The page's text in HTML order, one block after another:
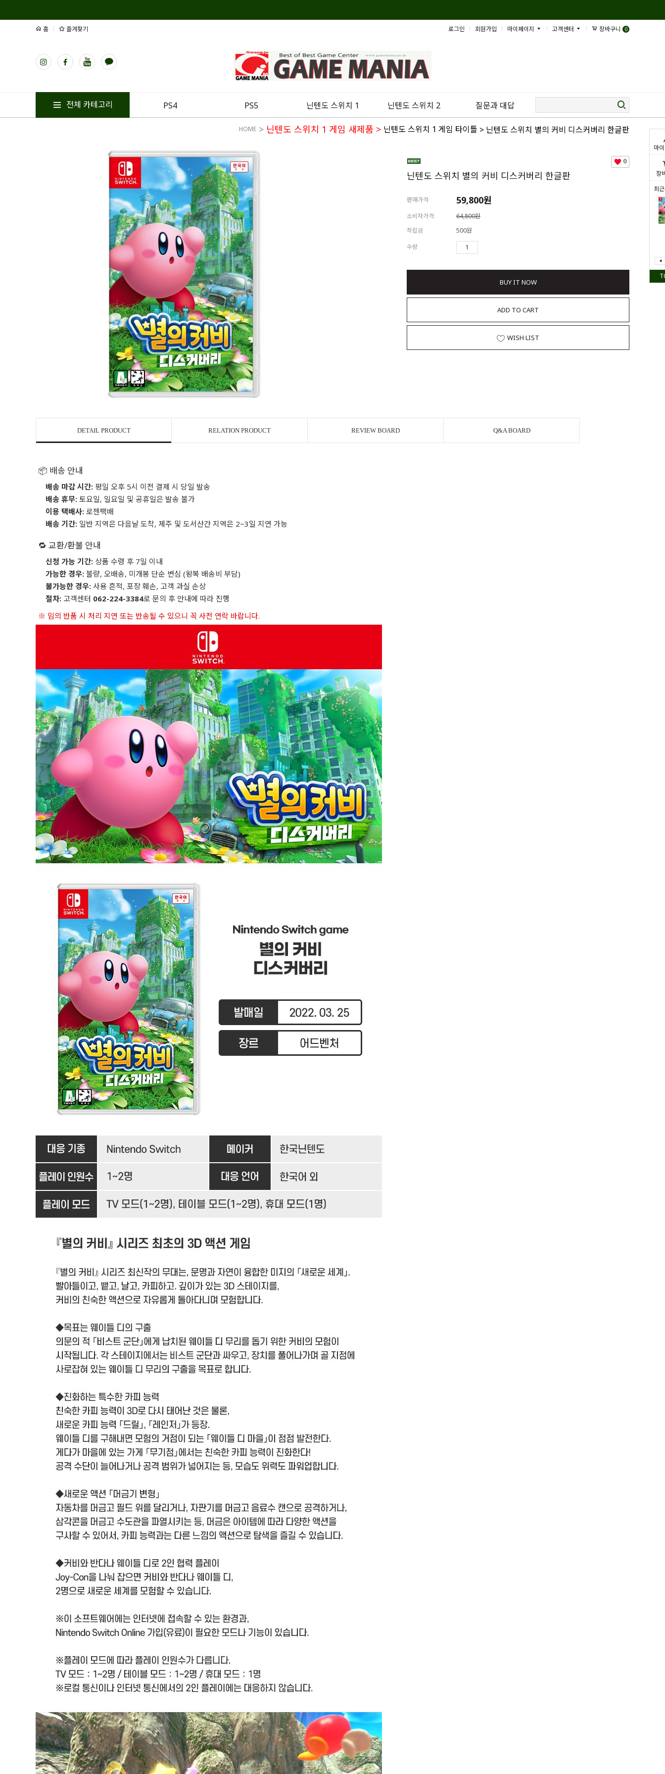
마
장
최
홈 즐겨찾기 로그인 회원가입 마이페이지 고객센터 장바구니 0
전체 카테고리 PS4 PS5 닌텐도 스위치 1 닌텐도 스위치 2 질문과 대답
HOME > 닌텐도 스위치 1 게임 새제품 > 닌텐도 스위치 1 게임 타이틀 > 닌텐도 스위치 별의 커비 디스커버리 한글판
0
닌텐도 스위치 별의 커비 디스커버리 한글판
판매가격 59,800원
소비자가격
64,800원
적립금
500원
수량
BUY IT NOW
ADD TO CART
WISH LIST
DETAIL PRODUCT RELATION PRODUCT REVIEW BOARD Q&A BOARD
📦 배송 안내
배송 마감 시간: 평일 오후 5시 이전 결제 시 당일 발송
배송 휴무: 토요일, 일요일 및 공휴일은 발송 불가
이용 택배사: 로젠택배
배송 기간: 일반 지역은 다음날 도착, 제주 및 도서산간 지역은 2~3일 지연 가능
🔁 교환/환불 안내
신청 가능 기간: 상품 수령 후 7일 이내
가능한 경우: 불량, 오배송, 미개봉 단순 변심 (왕복 배송비 부담)
불가능한 경우: 사용 흔적, 포장 훼손, 고객 과실 손상
절차: 고객센터 062-224-3384로 문의 후 안내에 따라 진행
※ 임의 반품 시 처리 지연 또는 반송될 수 있으니 꼭 사전 연락 바랍니다.